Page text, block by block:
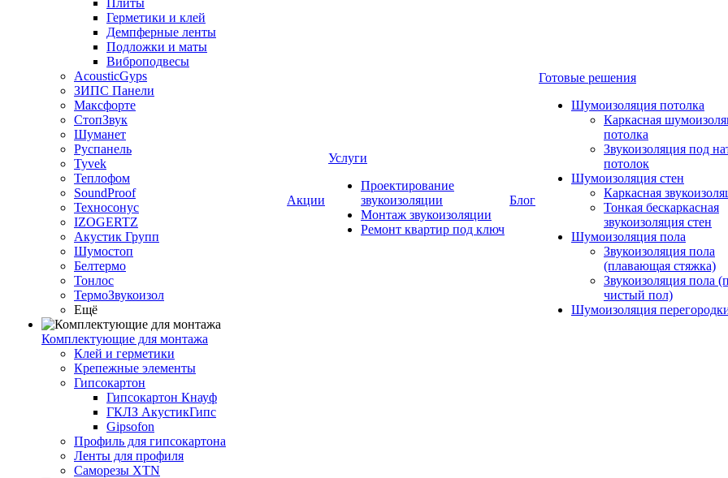
Плиты
Герметики и клей
Демпферные ленты
Подложки и маты
Виброподвесы
AcousticGyps
ЗИПС Панели
Максфорте
СтопЗвук
Шуманет
Руспанель
Tyvek
Теплофом
SoundProof
Техносонус
IZOGERTZ
Акустик Групп
Шумостоп
Белтермо
Тонлос
ТермоЗвукоизол
Ещё
Комплектующие для монтажа
Клей и герметики
Крепежные элементы
Гипсокартон
Гипсокартон Кнауф
ГКЛЗ АкустикГипс
Gipsofon
Профиль для гипсокартона
Ленты для профиля
Саморезы XTN
Акции
Услуги
Проектирование
звукоизоляции
Монтаж звукоизоляции
Ремонт квартир под ключ
Блог
Готовые решения
Шумоизоляция потолка
Каркасная
потолка
Звукоизоляция под
потолок
Шумоизоляция стен
Каркасная
Тонкая бескаркасная
звукоизоляция стен
Шумоизоляция пола
Звукоизоляция пола
(плавающая стяжка)
Звукоизоляция пола
чистый пол)
Шумоизоляция